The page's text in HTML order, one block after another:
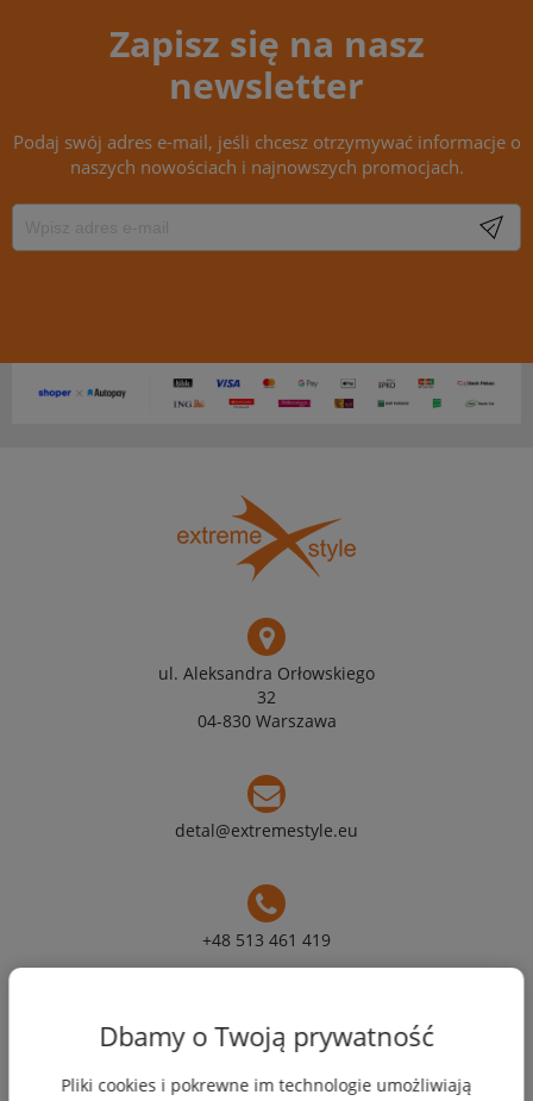
Zapisz się na nasz
newsletter
Podaj swój adres e-mail, jeśli chcesz otrzymywać informacje o
naszych nowościach i najnowszych promocjach.
ul. Aleksandra Orłowskiego
32
04-830 Warszawa
detal@extremestyle.eu
+48 513 461 419
Moje konto
Płatności i dostawa
Dbamy o Twoją prywatność
Pliki cookies i pokrewne im technologie umożliwiają